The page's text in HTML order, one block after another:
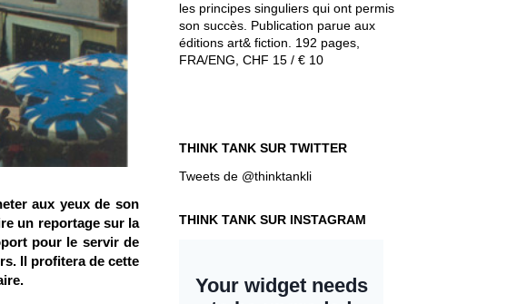
aux yeux de son
un reportage sur la
pour le servir de
Il profitera de cette
les principes singuliers qui ont permis
son succès. Publication parue aux
éditions art& fiction. 192 pages,
FRA/ENG, CHF 15 / € 10
THINK TANK SUR TWITTER
Tweets de @thinktankli
THINK TANK SUR INSTAGRAM